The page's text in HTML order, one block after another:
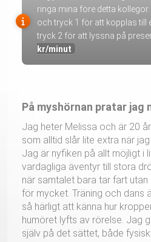
ringa mina före detta kollegor.
och tryck 1 för att kopplas till
tryck 2 för att lyssna på
kr/minut
På myshörnan pratar jag
Jag heter Melissa och är 20
som alltid slår lite extra när
Jag är nyfiken på allt möjligt i
vardagliga äventyr till stora
när samtalet bara tar fart
för mycket. Träning och dans
så härligt att känna hur
humöret lyfts av rörelse. Jag
själv på det sättet, både